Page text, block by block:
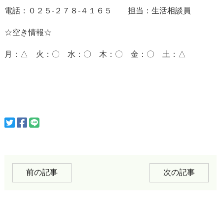
電話：０２５-２７８-４１６５ 担当：生活相談員
☆空き情報☆
月：△ 火：〇 水：〇 木：〇 金：〇 土：△
前の記事 次の記事